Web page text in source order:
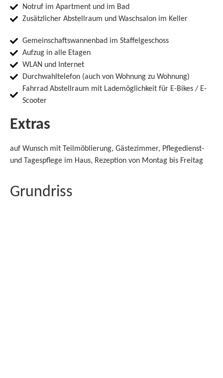
Notruf im Apartment und im Bad
Zusätzlicher Abstellraum und Waschsalon im Keller
Gemeinschaftswannenbad im Staffelgeschoss
Aufzug in alle Etagen
WLAN und Internet
Durchwahltelefon (auch von Wohnung zu Wohnung)
Fahrrad Abstellraum mit Lademöglichkeit für E-Bikes / E-
Scooter
Extras
auf Wunsch mit Teilmöblierung, Gästezimmer, Pflegedienst-
und Tagespflege im Haus, Rezeption von Montag bis Freitag
Grundriss